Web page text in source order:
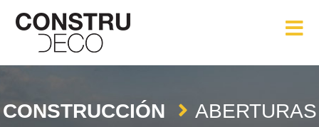
CONSTRUCCIÓN
ABERTURAS